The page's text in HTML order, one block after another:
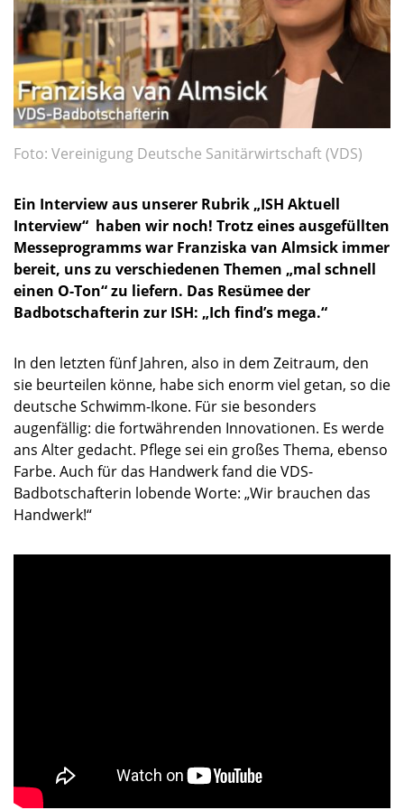
Foto: Vereinigung Deutsche Sanitärwirtschaft (VDS)
Ein Interview aus unserer Rubrik „ISH Aktuell
Interview“ haben wir noch! Trotz eines ausgefüllten
Messeprogramms war Franziska van Almsick immer
bereit, uns zu verschiedenen Themen „mal schnell
einen O-Ton“ zu liefern. Das Resümee der
Badbotschafterin zur ISH: „Ich find’s mega.“
In den letzten fünf Jahren, also in dem Zeitraum, den
sie beurteilen könne, habe sich enorm viel getan, so die
deutsche Schwimm-Ikone. Für sie besonders
augenfällig: die fortwährenden Innovationen. Es werde
ans Alter gedacht. Pflege sei ein großes Thema, ebenso
Farbe. Auch für das Handwerk fand die VDS-
Badbotschafterin lobende Worte: „Wir brauchen das
Handwerk!“